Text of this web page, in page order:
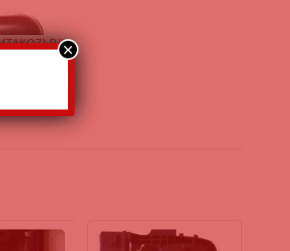
R/L×